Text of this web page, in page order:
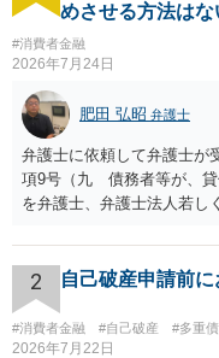
めさせる方法はな
#消費者金融
2026年7月24日
肥田 弘昭 弁護士
弁護士に依頼して弁護士が
項9号（九 債務者等が、貸
を弁護士、弁護士法人若し
等」という。）に委託し、
民事事件に関する手続を
の旨の通知があつた場合に
に対し、電話をかけ、電報
いて送信し、又は訪問する
2 自己破産申請前
#消費者金融 #自己破産 #多重
2026年7月22日